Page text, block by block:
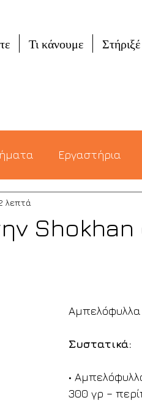
Τι κάνουμε
Εργαστήρια
λεπτά
Αμπελόφυλλα
Συστατικά:
•
300 γρ –